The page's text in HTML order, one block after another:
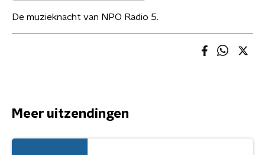
De muzieknacht van NPO Radio 5.
Meer uitzendingen